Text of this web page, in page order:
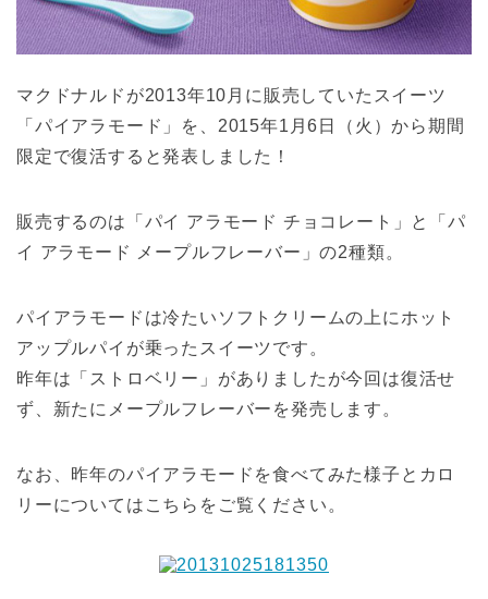
マクドナルドが2013年10月に販売していたスイーツ
「パイアラモード」を、2015年1月6日（火）から期間
限定で復活すると発表しました！
販売するのは「パイ アラモード チョコレート」と「パ
イ アラモード メープルフレーバー」の2種類。
パイアラモードは冷たいソフトクリームの上にホット
アップルパイが乗ったスイーツです。
昨年は「ストロベリー」がありましたが今回は復活せ
ず、新たにメープルフレーバーを発売します。
なお、昨年のパイアラモードを食べてみた様子とカロ
リーについてはこちらをご覧ください。